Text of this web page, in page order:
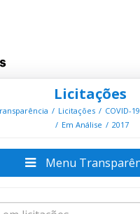
Licitações
Licitações COVID-19
Em Análise
2017
Menu